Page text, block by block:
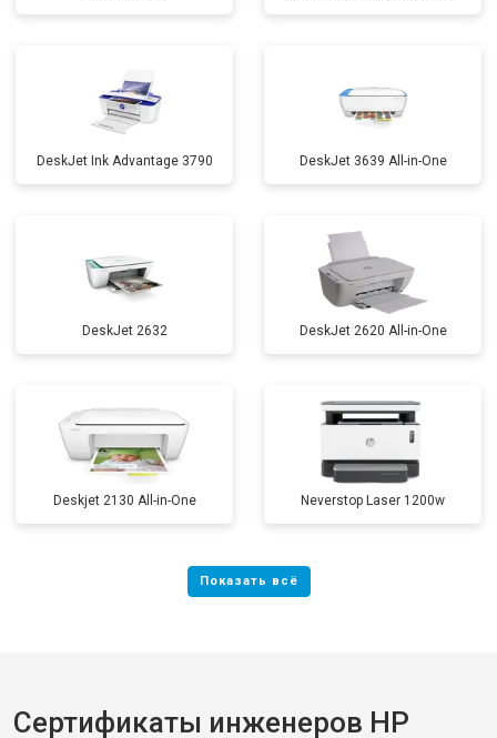
DeskJet Ink Advantage 3790 DeskJet 3639 All-in-One
DeskJet 2632 DeskJet 2620 All-in-One
Deskjet 2130 All-in-One Neverstop Laser 1200w
Сертификаты инженеров HP